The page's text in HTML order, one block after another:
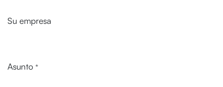
Su empresa
Asunto *